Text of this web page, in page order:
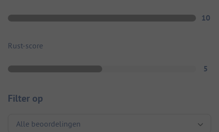
10
Rust-score
5
Filter op